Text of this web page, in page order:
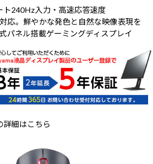
ト240Hz入力・高速応答速度
応。鮮やかな発色と自然な映像表現を
パネル搭載ゲーミングディスプレイ
詳細はこちら